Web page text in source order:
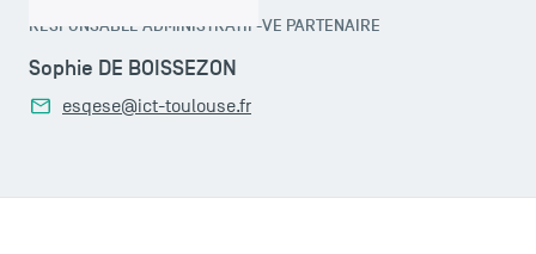
RESPONSABLE ADMINISTRATIF-VE PARTENAIRE
Sophie DE BOISSEZON
esqese@ict-toulouse.fr